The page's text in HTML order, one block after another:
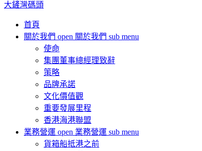
大鏟灣碼頭
首頁
關於我們 open 關於我們 sub menu
使命
集團董事總經理致辭
策略
品牌承諾
文化價值觀
重要發展里程
香港海港聯盟
業務營運 open 業務營運 sub menu
貨箱船抵港之前